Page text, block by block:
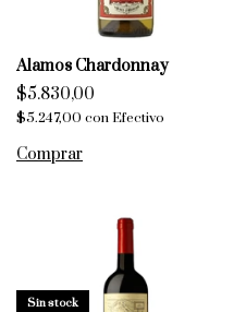
Alamos Chardonnay
$5.830,00
$5.247,00 conEfectivo
Sin stock